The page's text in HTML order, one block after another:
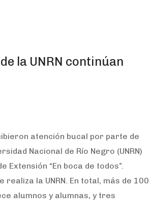
la UNRN continúan
atención bucal por parte de
Nacional de Río Negro (UNRN)
“En boca de todos”.
la UNRN. En total, más de 100
alumnos y alumnas, y tres